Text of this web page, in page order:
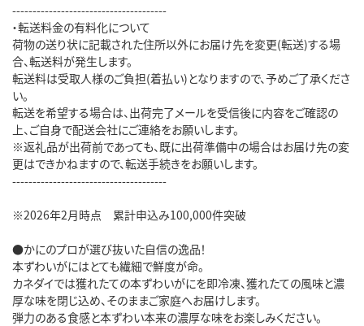
--------------------------------------
・転送料金の有料化について
荷物の送り状に記載された住所以外にお届け先を変更(転送)する場
合、転送料が発生します。
転送料は受取人様のご負担(着払い)となりますので、予めご了承くださ
い。
転送を希望する場合は、出荷完了メールを受信後に内容をご確認の
上、ご自身で配送会社にご連絡をお願いします。
※返礼品が出荷前であっても、既に出荷準備中の場合はお届け先の変
更はできかねますので、転送手続きをお願いします。
--------------------------------------
※2026年2月時点　累計申込み100,000件突破
●かにのプロが選び抜いた自信の逸品！
本ずわいがにはとても繊細で鮮度が命。
カネダイでは獲れたての本ずわいがにを即冷凍、獲れたての風味と濃
厚な味を閉じ込め、そのままご家庭へお届けします。
弾力のある食感と本ずわい本来の濃厚な味をお楽しみください。